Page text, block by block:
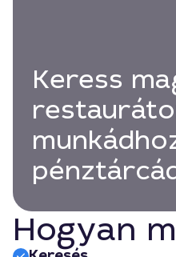
Keress
Hogyan